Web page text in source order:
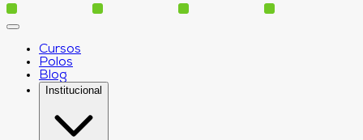
Cursos
Polos
Blog
Institucional